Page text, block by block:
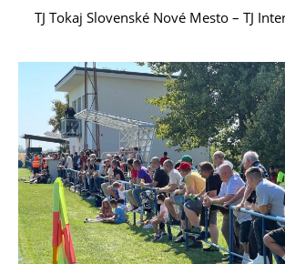
TJ Tokaj Slovenské Nové Mesto – TJ